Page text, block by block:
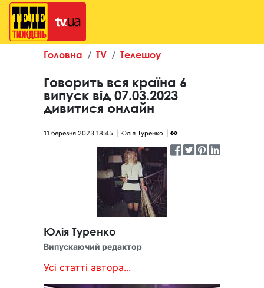
Головна TV Телешоу
Говорить вся країна 6
випуск від 07.03.2023
дивитися онлайн
11 березня 2023 18:45 Юлія Туренко
Юлія Туренко
Випускаючий редактор
Усі статті автора...